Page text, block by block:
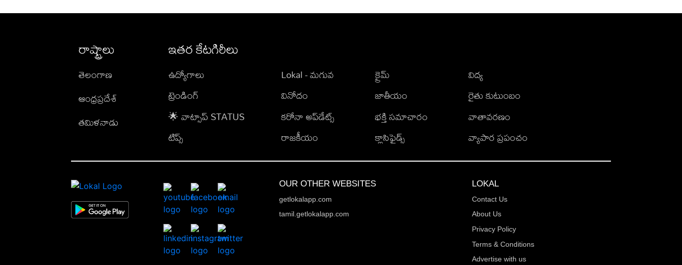
రాష్ట్రాలు
తెలంగాణ
ఆంధ్రప్రదేశ్
తమిళనాడు
ఇతర కేటగిరీలు
ఉద్యోగాలు
ట్రెండింగ్
🌟 వాట్సాప్ STATUS
టిప్స్
Lokal - మగువ
వినోదం
కరోనా అప్‌డేట్స్
రాజకీయం
క్రైమ్
జాతీయం
భక్తి సమాచారం
క్లాసిఫైడ్స్
విద్య
రైతు కుటుంబం
వాతావరణం
వ్యాపార ప్రపంచం
OUR OTHER WEBSITES
getlokalapp.com
tamil.getlokalapp.com
LOKAL
Contact Us
About Us
Privacy Policy
Terms & Conditions
Advertise with us